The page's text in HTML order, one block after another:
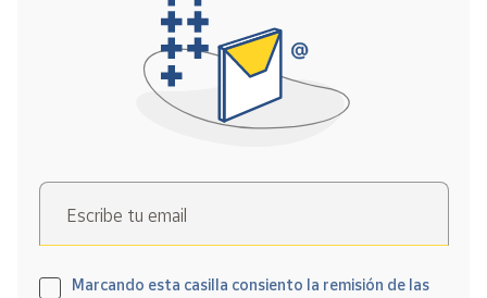
Escribe tu email
Marcando esta casilla consiento la remisión de las